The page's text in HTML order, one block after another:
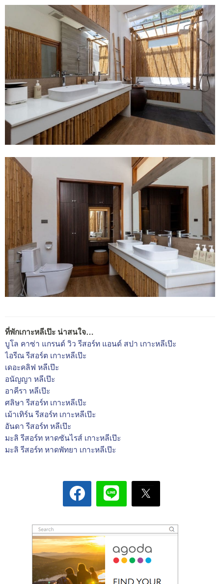
ที่พักเกาะหลีเป๊ะ น่าสนใจ…
บูโล คาซ่า แกรนด์ วิว รีสอร์ท แอนด์ สปา เกาะหลีเป๊ะ
ไอรีณ รีสอร์ต เกาะหลีเป๊ะ
เดอะคลิฟ หลีเป๊ะ
อนัญญา หลีเป๊ะ
อาคีรา หลีเป๊ะ
ศลิษา รีสอร์ท เกาะหลีเป๊ะ
เม้าเทิร์น รีสอร์ท เกาะหลีเป๊ะ
อันดา รีสอร์ท หลีเป๊ะ
มะลิ รีสอร์ท หาดซันไรส์ เกาะหลีเป๊ะ
มะลิ รีสอร์ท หาดพัทยา เกาะหลีเป๊ะ